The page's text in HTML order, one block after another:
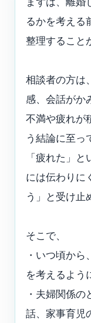
るかを考える
整理すること
相談者の方は
感、会話がか
不満や疲れが
う結論に至っ
「疲れた」
には伝わりに
う」と受け止
そこで、
・いつ頃か
を考えるよう
・夫婦関係
話、家事育児